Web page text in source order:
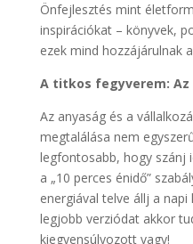
Önfejlesztés mint
inspirációkat – könyvek,
ezek mind hozzájárulnak
A titkos fegyverem: Az
Az anyaság és a
megtalálása nem
legfontosabb, hogy szánj
a „10 perces énidő”
energiával telve állj a
legjobb verziódat akkor
kiegyensúlyozott vagy!